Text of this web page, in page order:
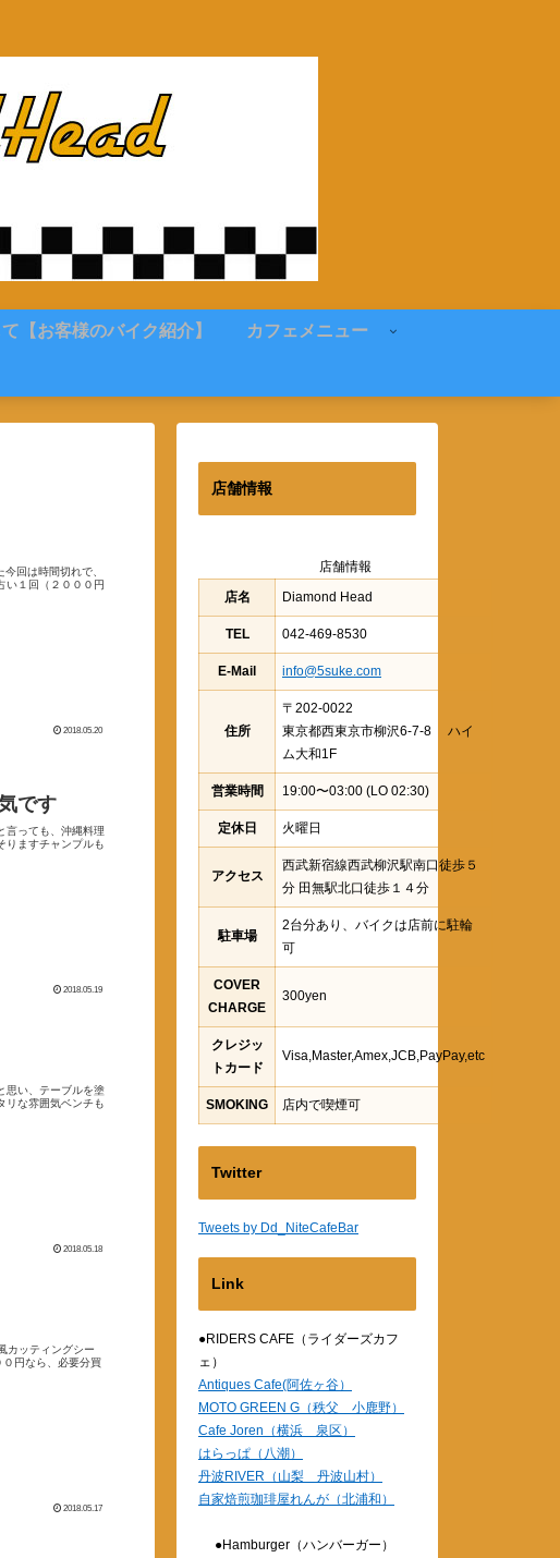
【お客様のバイク紹介】 カフェメニュー
回は時間切れで、
い１回（２０００円
2018.05.20
です
言っても、沖縄料理
りますチャンプルも
2018.05.19
思い、テーブルを塗
リな雰囲気ベンチも
2018.05.18
カッティングシー
０円なら、必要分買
2018.05.17
店舗情報
店舗情報
店名
Diamond Head
TEL 042-469-8530
E-Mail info@5suke.com
住所
〒202-0022
東京都西東京市柳沢6-7-8 ハイ
ム大和1F
営業時間 19:00〜03:00 (LO 02:30)
定休日 火曜日
アクセス
西武新宿線西武柳沢駅南口徒歩５
分 田無駅北口徒歩１４分
駐車場
2台分あり、バイクは店前に駐輪
可
COVER
CHARGE
300yen
クレジッ
トカード
Visa,Master,Amex,JCB,PayPay,etc
SMOKING 店内で喫煙可
Twitter
Tweets by Dd_NiteCafeBar
Link
●RIDERS CAFE（ライダーズカフ
ェ）
Antiques Cafe(阿佐ヶ谷）
MOTO GREEN G（秩父 小鹿野）
Cafe Joren（横浜 泉区）
はらっぱ（八潮）
丹波RIVER（山梨 丹波山村）
自家焙煎珈琲屋れんが（北浦和）
●Hamburger（ハンバーガー）